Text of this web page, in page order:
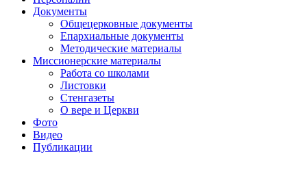
Документы
Общецерковные документы
Епархиальные документы
Методические материалы
Миссионерские материалы
Работа со школами
Листовки
Стенгазеты
О вере и Церкви
Фото
Видео
Публикации